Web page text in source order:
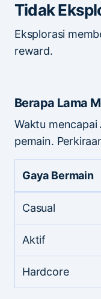
Tidak
Eksplorasi
reward.
Berapa Lama
Waktu
pemain.
Gaya Bermain
Casual
Aktif
Hardcore